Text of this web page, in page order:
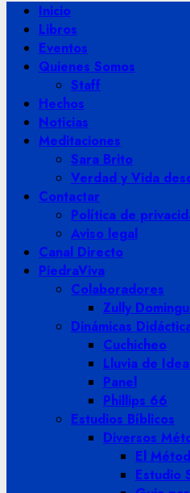
Menú
principal
Inicio
Libros
Eventos
Quienes Somos
Staff
Hechos
Noticias
Meditaciones
Sara Brito
Verdad y Vida
Contactar
Política de
Aviso legal
Canal Directo
PiedraViva
Colaboradores
Zully
Dinámicas
Cuchicheo
Lluvia de
Panel
Phillips 66
Estudios Bíblicos
Diversos
El
Estudio